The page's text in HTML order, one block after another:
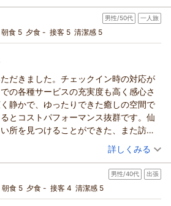
ただけるよう、清潔で快適な空間づく
しに努めてまいります。
お迎えできますことを、スタッフ一同
おります。お忙しい中、素敵な口コ
（返信日：2026/07/29）
お過ごしいただける宿を目指しており
での利用が多いのも納得」とのお言葉
て何よりの喜びです。
いただけるサービスを提供できるよう
待ちしております。
（返信日：2026/07/27）
(夫婦旅行)
ヤルホストビュッフェ朝食付きプラン♪～フ
朝のみ
(大人一人あたり/税込)
の返信
中から、仙台にて再びリッチモンドホ
にありがとうございます。また、今回
けたとのこと、大変光栄に存じます。
良さや途中のコンビニの利便性など、
だいた後の道のりも含めて快適にお過
伺い、大変嬉しく拝読いたしました。
レートタイプや、フロント階のピロー
うで幸いです。「枕奉行」でいらっ
お応えでき、ぐっすりとお休みいただ
男性/50代 一人旅
朝食 5 夕食 - 接客 5 清潔感 5
だきました。チェックイン時の対応が
の各種サービスの充実度も高く感心さ
静かで、ゆったりできた癒しの空間で
とコストパフォーマンス抜群です。仙
所を見つけることができた、また訪れ
（投稿日：2026/07/25）
(一人旅)
ジネスにおすすめ～ラウンジ利用・ウェルカム
ル 朝のみ
詳しくみる
男性/40代 出張
朝食 5 夕食 - 接客 4 清潔感 5